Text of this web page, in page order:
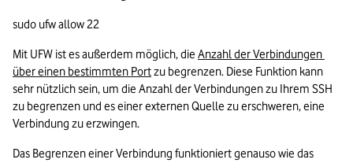
sudo ufw allow 22
Mit UFW ist es außerdem möglich, die Anzahl der Verbindungen
über einen bestimmten Port zu begrenzen. Diese Funktion kann
sehr nützlich sein, um die Anzahl der Verbindungen zu Ihrem SSH
zu begrenzen und es einer externen Quelle zu erschweren, eine
Verbindung zu erzwingen.
Das Begrenzen einer Verbindung funktioniert genauso wie das